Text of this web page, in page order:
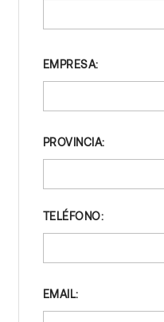
EMPRESA:
PROVINCIA:
TELÉFONO:
EMAIL: